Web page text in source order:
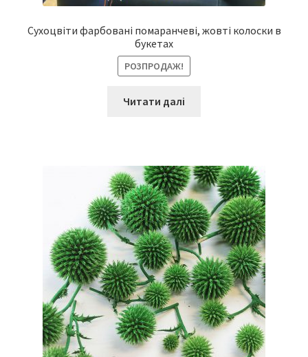
Сухоцвіти фарбовані помаранчеві, жовті колоски в
букетах
РОЗПРОДАЖ!
Читати далі